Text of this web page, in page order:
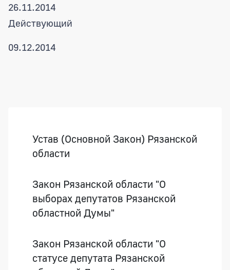
26.11.2014
Действующий
09.12.2014
Устав (Основной Закон) Рязанской
области
Закон Рязанской области "О
выборах депутатов Рязанской
областной Думы"
Закон Рязанской области "О
статусе депутата Рязанской